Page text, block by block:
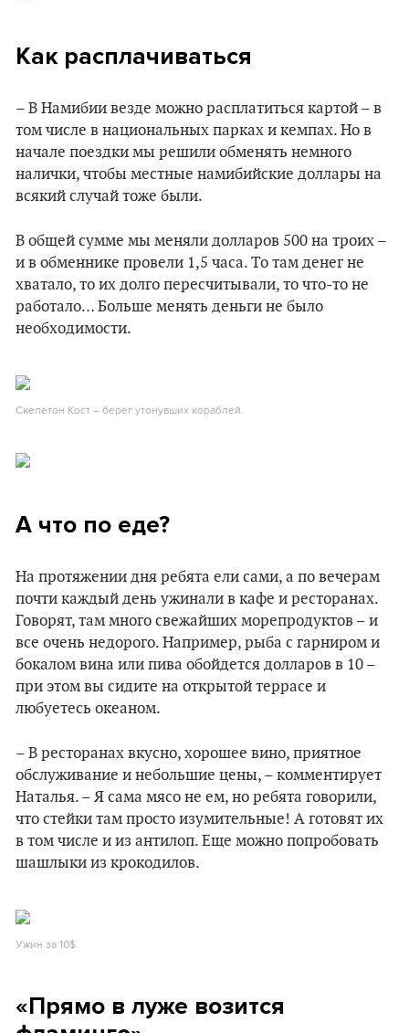
Как расплачиваться
– В Намибии везде можно расплатиться картой – в
том числе в национальных парках и кемпах. Но в
начале поездки мы решили обменять немного
налички, чтобы местные намибийские доллары на
всякий случай тоже были.
В общей сумме мы меняли долларов 500 на троих –
и в обменнике провели 1,5 часа. То там денег не
хватало, то их долго пересчитывали, то что-то не
работало… Больше менять деньги не было
необходимости.
Скелетон Кост – берег утонувших кораблей.
А что по еде?
На протяжении дня ребята ели сами, а по вечерам
почти каждый день ужинали в кафе и ресторанах.
Говорят, там много свежайших морепродуктов – и
все очень недорого. Например, рыба с гарниром и
бокалом вина или пива обойдется долларов в 10 –
при этом вы сидите на открытой террасе и
любуетесь океаном.
– В ресторанах вкусно, хорошее вино, приятное
обслуживание и небольшие цены, – комментирует
Наталья. – Я сама мясо не ем, но ребята говорили,
что стейки там просто изумительные! А готовят их
в том числе и из антилоп. Еще можно попробовать
шашлыки из крокодилов.
Ужин за 10$.
«Прямо в луже возится